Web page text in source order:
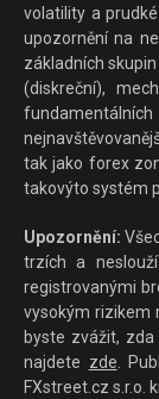
volatility a
upozornění na
základních
(diskreční),
fundamentálních
tak jako forex
takovýto systém
Upozornění:
trzích a
registrovanými
vysokým rizikem
byste zvážit,
najdete zde.
FXstreet.cz s.r.o.